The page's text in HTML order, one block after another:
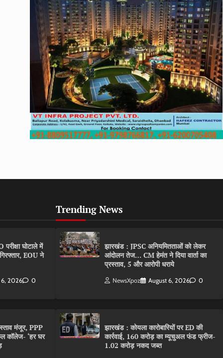
घोटाले में
EOU ने
6, 2026 0
मंजूर, PPP
कॉलेज- ‘हर घर
Trending News
झारखंड : JPSC अनियमितताओं को लेकर
आंदोलन तेज… CM हेमंत ने दिया वार्ता का
प्रस्ताव, 5 और आरोपी धराये
NewsXpoz August 6, 2026 0
झारखंड : कोयला कारोबारियों पर ED की
कार्रवाई, 160 करोड़ का म्यूचुअल फंड फ्रीज-
1.02 करोड़ नकद जब्त